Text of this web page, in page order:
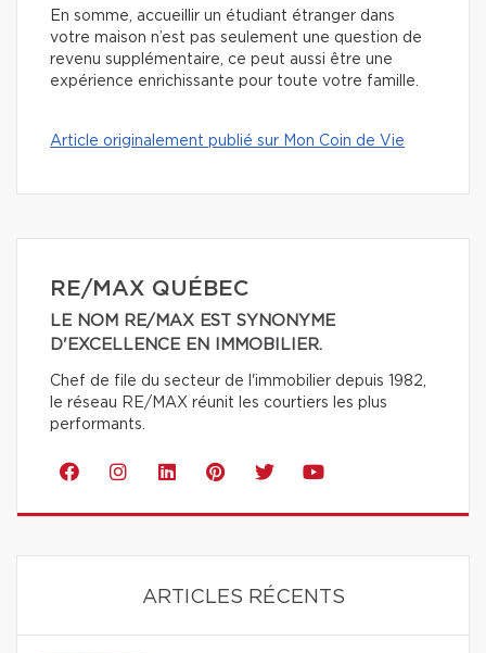
En somme, accueillir un étudiant étranger dans
votre maison n’est pas seulement une question de
revenu supplémentaire, ce peut aussi être une
expérience enrichissante pour toute votre famille.
Article originalement publié sur Mon Coin de Vie
RE/MAX QUÉBEC
LE NOM RE/MAX EST SYNONYME
D'EXCELLENCE EN IMMOBILIER.
Chef de file du secteur de l'immobilier depuis 1982,
le réseau RE/MAX réunit les courtiers les plus
performants.
ARTICLES RÉCENTS